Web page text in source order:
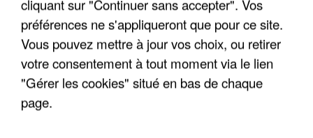
cliquant sur "Continuer sans accepter". Vos
préférences ne s'appliqueront que pour ce site.
Vous pouvez mettre à jour vos choix, ou retirer
votre consentement à tout moment via le lien
"Gérer les cookies" situé en bas de chaque
page.